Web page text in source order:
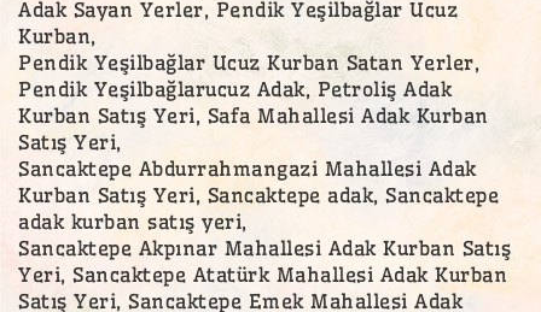
Adak Sayan Yerler, Pendik Yeşilbağlar Ucuz
Kurban,
Pendik Yeşilbağlar Ucuz Kurban Satan Yerler,
Pendik Yeşilbağlarucuz Adak, Petroliş Adak
Kurban Satış Yeri, Safa Mahallesi Adak Kurban
Satış Yeri,
Sancaktepe Abdurrahmangazi Mahallesi Adak
Kurban Satış Yeri, Sancaktepe adak, Sancaktepe
adak kurban satış yeri,
Sancaktepe Akpınar Mahallesi Adak Kurban Satış
Yeri, Sancaktepe Atatürk Mahallesi Adak Kurban
Satış Yeri, Sancaktepe Emek Mahallesi Adak